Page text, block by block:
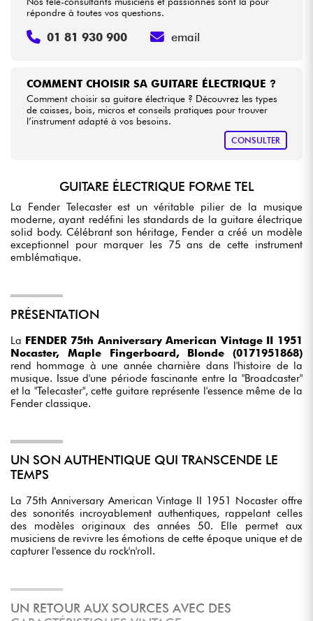
COMMENT CHOISIR SA GUITARE ÉLECTRIQUE ?
Comment choisir sa guitare électrique ? Découvrez les types
de caisses, bois, micros et conseils pratiques pour trouver
l’instrument adapté à vos besoins.
CONSULTER
répondre à toutes vos questions.
01 81 930 900 email
GUITARE ÉLECTRIQUE FORME TEL
La Fender Telecaster est un véritable pilier de la musique
moderne, ayant redéfini les standards de la guitare électrique
solid body. Célébrant son héritage, Fender a créé un modèle
exceptionnel pour marquer les 75 ans de cette instrument
emblématique.
PRÉSENTATION
La FENDER 75th Anniversary American Vintage II 1951
Nocaster, Maple Fingerboard, Blonde (0171951868)
rend hommage à une année charnière dans l'histoire de la
musique. Issue d'une période fascinante entre la "Broadcaster"
et la "Telecaster", cette guitare représente l'essence même de la
Fender classique.
UN SON AUTHENTIQUE QUI TRANSCENDE LE
TEMPS
La 75th Anniversary American Vintage II 1951 Nocaster offre
des sonorités incroyablement authentiques, rappelant celles
des modèles originaux des années 50. Elle permet aux
musiciens de revivre les émotions de cette époque unique et de
capturer l'essence du rock'n'roll.
UN RETOUR AUX SOURCES AVEC DES